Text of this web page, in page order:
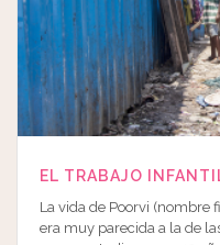
EL TRABAJO
La vida de Poorvi (nombre
era muy parecida a la de